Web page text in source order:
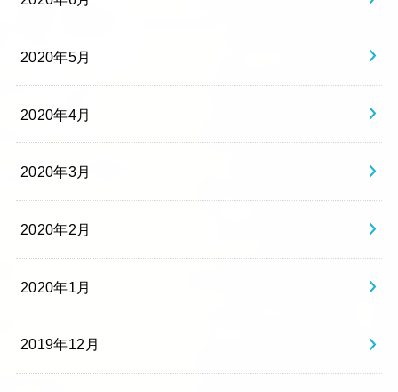
2020年5月
2020年4月
2020年3月
2020年2月
2020年1月
2019年12月